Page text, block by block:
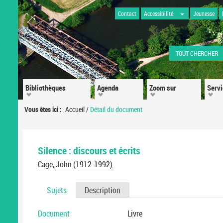
Contact Accessibilité Jeunesse
TOUT CHERCHER
Vous êtes ici : Accueil/ Détail du document
Bibliothèques Agenda Zoom sur
Silence : discours et écrits
Cage, John (1912-1992)
Sujets Description
Document Livre